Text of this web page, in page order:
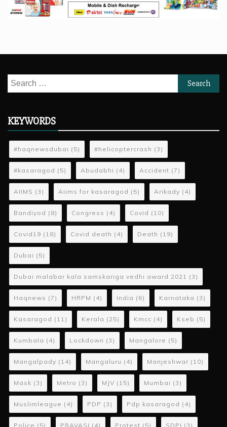
Search
for:
KEYWORDS
#haqnewsdubai (5) #helicoptercrash (3)
#kasaragod (5) Abudabhi (4) Accident (7)
AIIMS (3) Aiims for kasaragod (5) Arikady (4)
Bandiyod (8) Congress (4) Covid (10)
Covid19 (18) Covid death (4) Death (19)
Dubai (5)
Dubai malabar kala samskariga vedhi award 2021 (3)
Haqnews (7) HRPM (4) India (6) Karnataka (3)
Kasaragod (11) Kerala (25) Kmcc (4) Kseb (5)
Kumbala (4) Lockdown (3) Mangalore (5)
Mangalpady (14) Mangaluru (4) Manjeshwar (10)
Mask (3) Metro (3) MJV (15) Mumbai (3)
Muslimleague (4) PDP (3) Pdp kasaragod (4)
Police (5) PRAVASI (4) Protest (5) SDPI (3)